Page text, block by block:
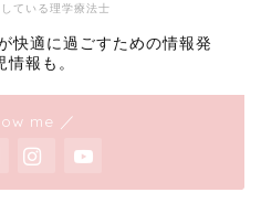
ている理学療法士
快適に過ごすための情報発
報も。
me ／